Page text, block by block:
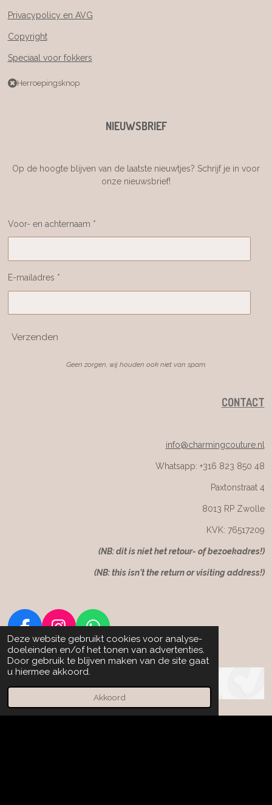
Deze website gebruikt cookies voor analyse-
doeleinden en/of het tonen van advertenties.
Door gebruik te blijven maken van de site gaat
u hiermee akkoord.
Akkoord
Privacypolicy en AVG
Copyright
Speciaal voor fokkers
Herroepingsknop
NIEUWSBRIEF
Op de hoogte blijven van de laatste nieuwtjes? Schrijf je in voor
onze nieuwsbrief!
Voor- en achternaam *
E-mailadres *
Verzenden
Geen zorgen, wij houden ook niet van spam.
CONTACT
info@charmingcouture.nl
Whatsapp: +316 823 850 48
Paxtonstraat 4
8013 RP Zwolle
KVK: 76517209
(NB: dit is niet het retour- of bezoekadres!)
(NB: this isn't the return or visiting address!)
F
a
c
e
o
I
n
s
t
g
W
h
a
t
s
A